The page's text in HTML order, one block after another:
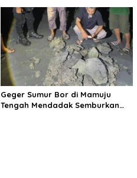
Geger Sumur Bor di Mamuju
Tengah Mendadak Semburkan